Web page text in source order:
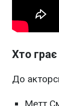
Хто
До
Метт